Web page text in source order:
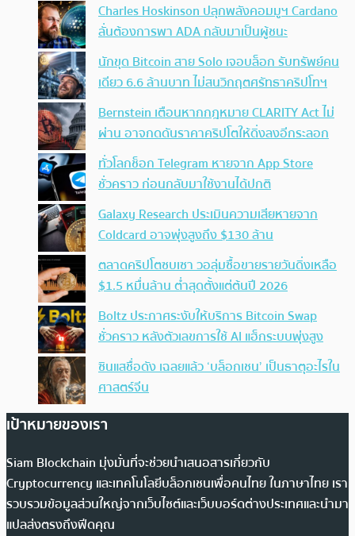
Charles Hoskinson ปลุกพลังคอมมูฯ Cardano
ลั่นต้องการพา ADA กลับมาเป็นผู้ชนะ
นักขุด Bitcoin สาย Solo เจอบล็อก รับทรัพย์คน
เดียว 6.6 ล้านบาท ไม่สนวิกฤตศรัทธาคริปโทฯ
Bernstein เตือนหากกฎหมาย CLARITY Act ไม่
ผ่าน อาจกดดันราคาคริปโตให้ดิ่งลงอีกระลอก
ทั่วโลกช็อก Telegram หายจาก App Store
ชั่วคราว ก่อนกลับมาใช้งานได้ปกติ
Galaxy Research ประเมินความเสียหายจาก
Coldcard อาจพุ่งสูงถึง $130 ล้าน
ตลาดคริปโตซบเซา วอลุ่มซื้อขายรายวันดิ่งเหลือ
$1.5 หมื่นล้าน ต่ำสุดตั้งแต่ต้นปี 2026
Boltz ประกาศระงับให้บริการ Bitcoin Swap
ชั่วคราว หลังตัวเลขการใช้ AI แฮ็กระบบพุ่งสูง
ซินแสชื่อดัง เฉลยแล้ว ‘บล็อกเชน’ เป็นธาตุอะไรใน
ศาสตร์จีน
เป้าหมายของเรา
Siam Blockchain มุ่งมั่นที่จะช่วยนำเสนอสารเกี่ยวกับ
Cryptocurrency และเทคโนโลยีบล็อกเชนเพื่อคนไทย ในภาษาไทย เรา
รวบรวมข้อมูลส่วนใหญ่จากเว็บไซต์และเว็บบอร์ดต่างประเทศและนำมา
แปลส่งตรงถึงฟีดคุณ